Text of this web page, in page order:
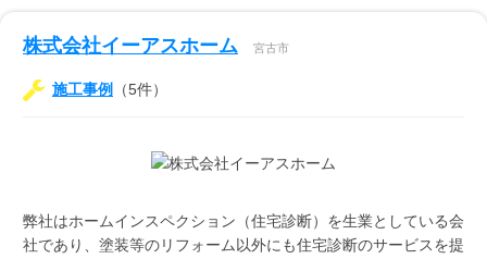
株式会社イーアスホーム 宮古市
施工事例 （5件）
弊社はホームインスペクション（住宅診断）を生業としている会
社であり、塗装等のリフォーム以外にも住宅診断のサービスを提